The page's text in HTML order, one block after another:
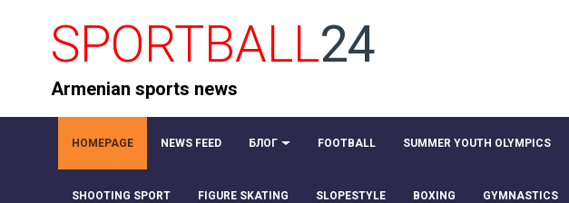
SPORTBALL24
Armenian sports news
HOMEPAGE NEWS FEED БЛОГ FOOTBALL SUMMER YOUTH OLYMPICS
SHOOTING SPORT FIGURE SKATING SLOPESTYLE BOXING GYMNASTICS